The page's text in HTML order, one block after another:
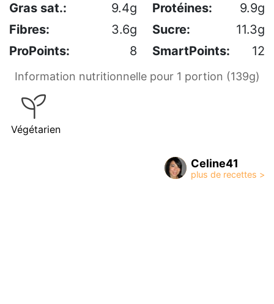
Gras sat.:
9.4g Protéines:
9.9g
Fibres:
3.6g Sucre:
11.3g
ProPoints:
8 SmartPoints: 12
Information nutritionnelle pour 1 portion (139g)
Végétarien
Celine41